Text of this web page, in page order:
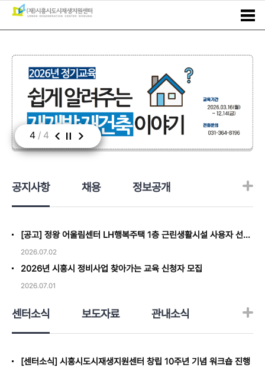
4 / 4
공지사항 채용 정보공개
[공고] 정왕 어울림센터 LH행복주택 1층 근린생활시설 사용자 선정(5)
2026.07.02
2026년 시흥시 정비사업 찾아가는 교육 신청자 모집
2026.07.01
센터소식 보도자료 관내소식
[센터소식] 시흥시도시재생지원센터 창립 10주년 기념 워크숍 진행